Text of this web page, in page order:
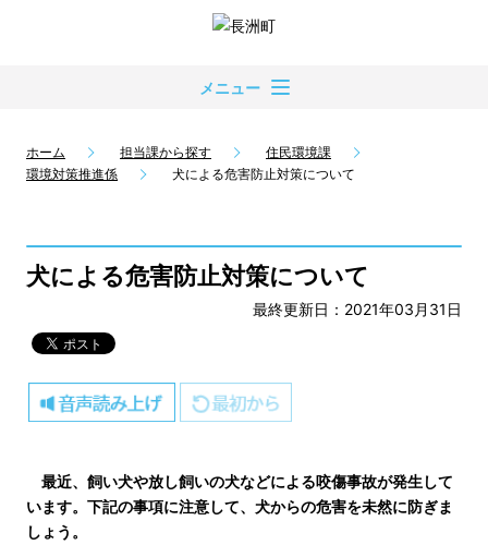
メニュー
ホーム 担当課から探す
住民環境課
環境対策推進係
犬による危害防止対策について
犬による危害防止対策について
最終更新日：2021年03月31日
最近、飼い犬や放し飼いの犬などによる咬傷事故が発生して
います。下記の事項に注意して、犬からの危害を未然に防ぎま
しょう。